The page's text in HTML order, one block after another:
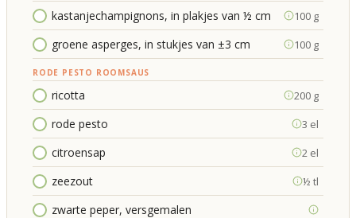
kastanjechampignons, in plakjes van ½ cm 100 g
groene asperges, in stukjes van ±3 cm 100 g
RODE PESTO ROOMSAUS
ricotta 200 g
rode pesto 3 el
citroensap 2 el
zeezout ½ tl
zwarte peper, versgemalen